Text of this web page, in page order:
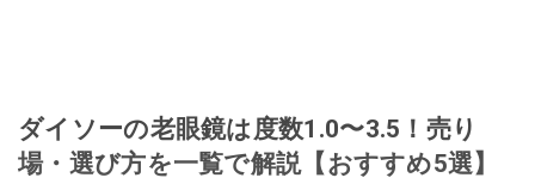
ダイソーの老眼鏡は度数1.0〜3.5！売り
場・選び方を一覧で解説【おすすめ5選】